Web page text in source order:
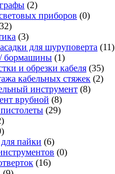
(2)
приборов (0)
(3)
для шуруповерта (11)
бормашины (1)
и обрезки кабеля (35)
кабельных стяжек (2)
инструмент (8)
врубной (8)
(29)
пайки (6)
(0)
(16)